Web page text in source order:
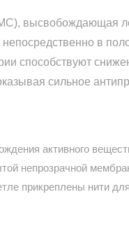
высвобождающая
в
способствуют
сильное
активного
непрозрачной
прикреплены нити